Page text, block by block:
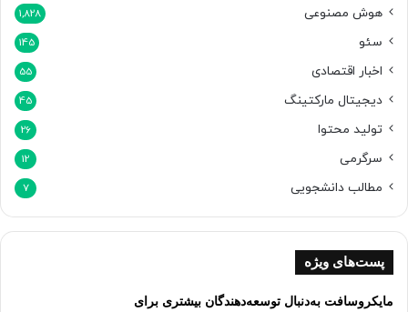
د هوش مصنوعی 1,828
سئو 145
اخبار اقتصادی 55
دیجیتال مارکتینگ 45
تولید محتوا 26
سرگرمی 12
مطالب دانشجویی 7
پست‌های ویژه
مایکروسافت به‌دنبال توسعه‌دهندگان بیشتری برای